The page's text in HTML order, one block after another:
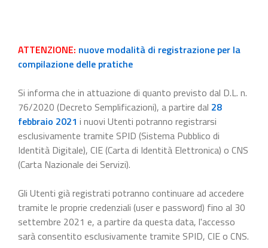
ATTENZIONE: nuove modalità di registrazione per la
compilazione delle pratiche
Si informa che in attuazione di quanto previsto dal D.L. n.
76/2020 (Decreto Semplificazioni), a partire dal 28
febbraio 2021 i nuovi Utenti potranno registrarsi
esclusivamente tramite SPID (Sistema Pubblico di
Identità Digitale), CIE (Carta di Identità Elettronica) o CNS
(Carta Nazionale dei Servizi).
Gli Utenti già registrati potranno continuare ad accedere
tramite le proprie credenziali (user e password) fino al 30
settembre 2021 e, a partire da questa data, l'accesso
sarà consentito esclusivamente tramite SPID, CIE o CNS.